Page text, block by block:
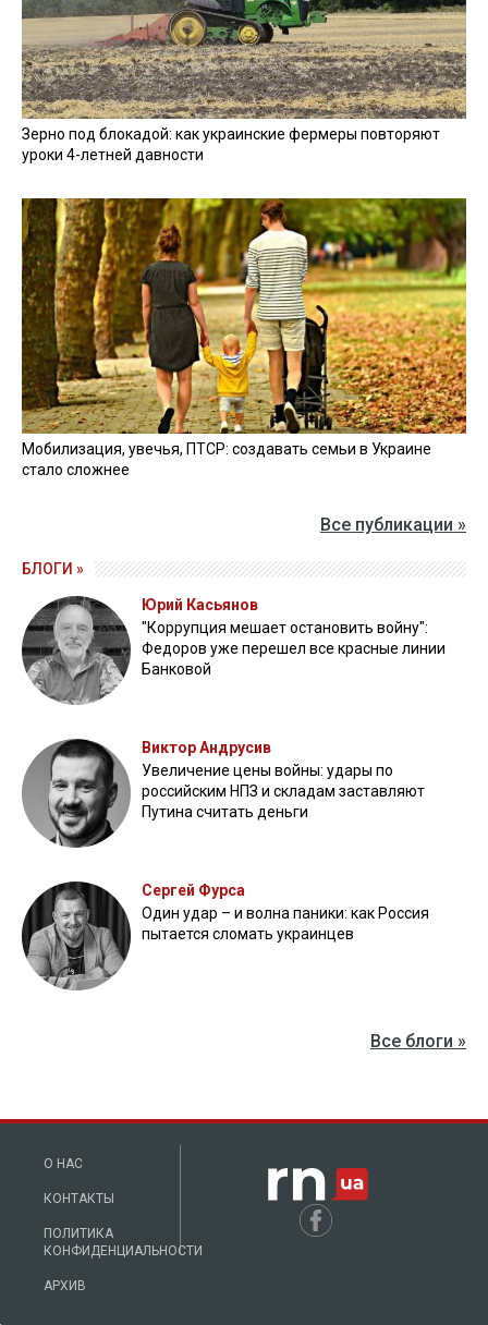
Зерно под блокадой: как украинские фермеры повторяют
уроки 4-летней давности
Мобилизация, увечья, ПТСР: создавать семьи в Украине
стало сложнее
Все публикации »
БЛОГИ »
Юрий Касьянов
"Коррупция мешает остановить войну":
Федоров уже перешел все красные линии
Банковой
Виктор Андрусив
Увеличение цены войны: удары по
российским НПЗ и складам заставляют
Путина считать деньги
Сергей Фурса
Один удар – и волна паники: как Россия
пытается сломать украинцев
Все блоги »
О НАС
КОНТАКТЫ
ПОЛИТИКА
КОНФИДЕНЦИАЛЬНОСТИ
АРХИВ